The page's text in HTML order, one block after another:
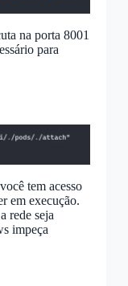
na porta 8001
para
tem acesso
em execução.
rede seja
impeça